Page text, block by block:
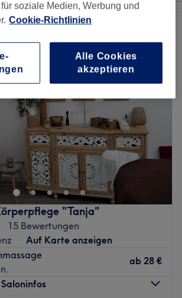
reflexzonen-massage in Koblenz
"Tanja"
15 Bewertungen
Auf Karte anzeigen
ab 28 €
soziale Medien, Werbung und
Cookie-Richtlinien
Alle Cookies
akzeptieren